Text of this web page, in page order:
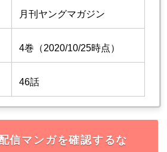
月刊ヤングマガジン
4巻（2020/10/25時点）
46話
信マンガを確認するな